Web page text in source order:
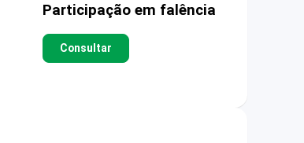
Participação em falência
Consultar